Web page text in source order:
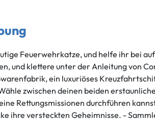
Feuerwehrkatze, und helfe ihr bei
und klettere unter der Anleitung von
ein luxuriöses
zwischen deinen beiden
Rettungsmissionen durchführen
ihre versteckten Geheimnisse. -